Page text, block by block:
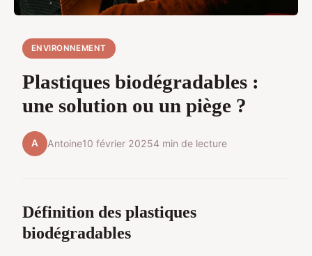
ENVIRONNEMENT
Plastiques biodégradables :
une solution ou un piège ?
A Antoine10 février 20254 min de lecture
Définition des plastiques
biodégradables